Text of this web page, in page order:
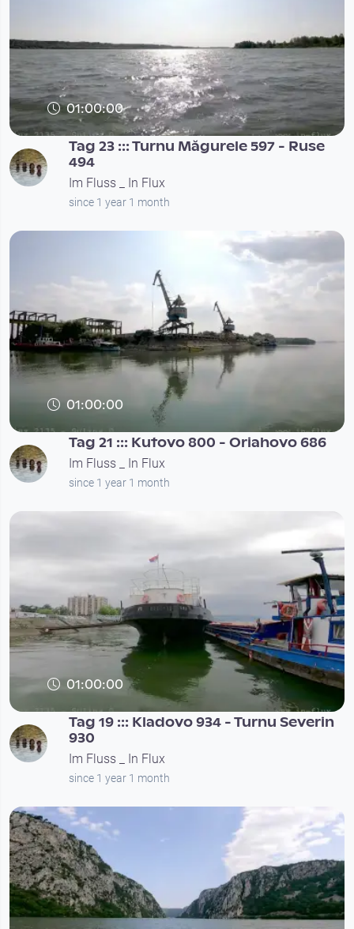
01:00:00
Tag 23 ::: Turnu Măgurele 597 - Ruse
494
Im Fluss _ In Flux
since 1 year 1 month
01:00:00
Tag 21 ::: Kutovo 800 - Oriahovo 686
Im Fluss _ In Flux
since 1 year 1 month
01:00:00
Tag 19 ::: Kladovo 934 - Turnu Severin
930
Im Fluss _ In Flux
since 1 year 1 month